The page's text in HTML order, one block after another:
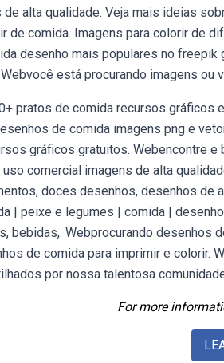
de alta qualidade. Veja mais ideias
de comida. Imagens para colorir de
desenho mais populares no
está procurando imagens ou
pratos de comida recursos gráficos
de comida imagens png e
gráficos gratuitos. Webencontre
comercial imagens de alta
doces desenhos, desenhos de
| peixe e legumes | comida |
bebidas,. Webprocurando desenhos
de comida para imprimir e colorir.
por nossa talentosa
For more